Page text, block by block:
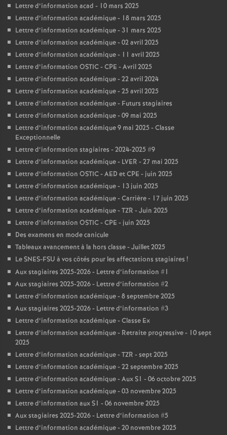
Lettre d’information acad - 10 mars 2025
Lettre d’information académique - 18 mars 2025
Lettre d’information académique - 31 mars 2025
Lettre d’information académique - 02 avril 2025
Lettre d’information académique - 11 avril 2025
Lettre d’information OSTIC - CPE - Avril 2025
Lettre d’information académique - 22 avril 2024
Lettre d’information académique - 25 avril 2025
Lettre d’information académique - Futurs stagiaires
Lettre d’information académique - 09 mai 2025
Lettre d’information académique 9 mai 2025 - Classe
Exceptionnelle
Lettre d’information stagiaires - 2024-2025 #9
Lettre d’information académique - LVER - 27 mai 2025
Lettre d’information OSTIC - AED et CPE - juin 2025
Lettre d’information académique - 13 juin 2025
Lettre d’information académique - Carrière - 17 juin 2025
Lettre d’information académique - TZR - Juin 2025
Lettre d’information OSTIC - CPE - juin 2025
Des examens en mode canicule
Tableaux avancement à la hors classe - Juillet 2025
Le SNES-FSU à vos côtés pour les affectations stagiaires !
Aux stagiaires 2025-2026 - Lettre d’information #1
Aux stagiaires 2025-2026 - Lettre d’information #2
Lettre d’information académique - 8 septembre 2025
Aux stagiaires 2025-2026 - Lettre d’information #3
Lettre d’information académique - Classe Ex
Lettre d’information académique - Retraite progressive - 10 sept
2025
Lettre d’information académique - TZR - sept 2025
Lettre d’information académique - 22 septembre 2025
Lettre d’information académique - Aux S1 - 06 octobre 2025
Lettre d’information académique - 03 novembre 2025
Lettre d’information aux S1 - 06 novembre 2025
Aux stagiaires 2025-2026 - Lettre d’information #5
Lettre d’information académique - 20 novembre 2025